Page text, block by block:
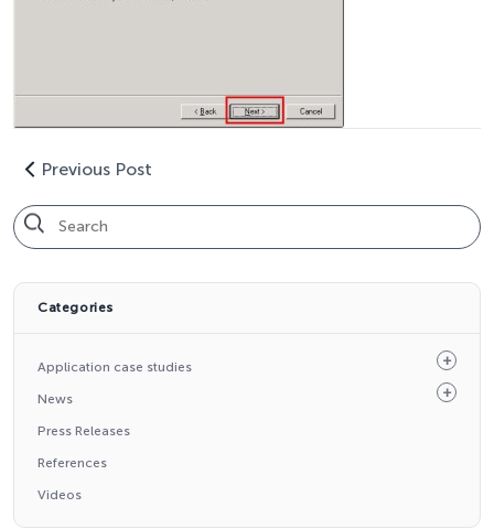
Previous Post
Categories
Application case studies
News
Press Releases
References
Videos